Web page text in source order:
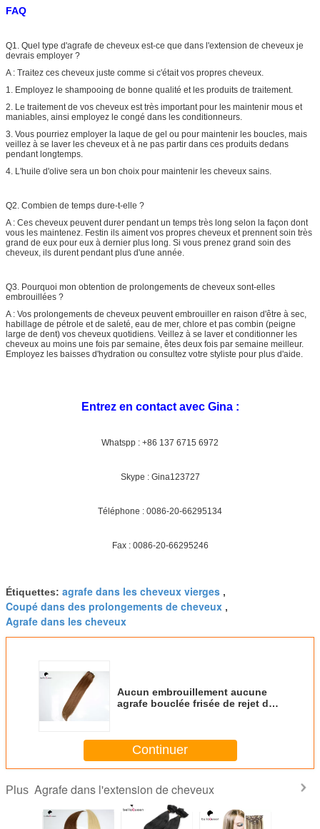
FAQ
Q1. Quel type d'agrafe de cheveux est-ce que dans l'extension de cheveux je
devrais employer ?
A : Traitez ces cheveux juste comme si c'était vos propres cheveux.
1. Employez le shampooing de bonne qualité et les produits de traitement.
2. Le traitement de vos cheveux est très important pour les maintenir mous et
maniables, ainsi employez le congé dans les conditionneurs.
3. Vous pourriez employer la laque de gel ou pour maintenir les boucles, mais
veillez à se laver les cheveux et à ne pas partir dans ces produits dedans
pendant longtemps.
4. L'huile d'olive sera un bon choix pour maintenir les cheveux sains.
Q2. Combien de temps dure-t-elle ?
A : Ces cheveux peuvent durer pendant un temps très long selon la façon dont
vous les maintenez. Festin ils aiment vos propres cheveux et prennent soin très
grand de eux pour eux à dernier plus long. Si vous prenez grand soin des
cheveux, ils durent pendant plus d'une année.
Q3. Pourquoi mon obtention de prolongements de cheveux sont-elles
embrouillées ?
A : Vos prolongements de cheveux peuvent embrouiller en raison d'être à sec,
habillage de pétrole et de saleté, eau de mer, chlore et pas combin (peigne
large de dent) vos cheveux quotidiens. Veillez à se laver et conditionner les
cheveux au moins une fois par semaine, êtes deux fois par semaine meilleur.
Employez les baisses d'hydration ou consultez votre styliste pour plus d'aide.
Entrez en contact avec Gina :
Whatspp : +86 137 6715 6972
Skype : Gina123727
Téléphone : 0086-20-66295134
Fax : 0086-20-66295246
Étiquettes: agrafe dans les cheveux vierges ,
Coupé dans des prolongements de cheveux ,
Agrafe dans les cheveux
Aucun embrouillement aucune
agrafe bouclée frisée de rejet de
Continuer
Plus Agrafe dans l'extension de cheveux